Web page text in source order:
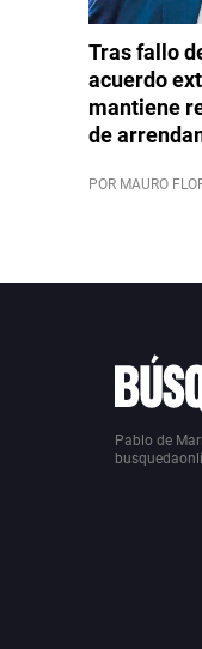
Tras fallo
acuerdo
mantiene
de
POR MAURO
Pablo de